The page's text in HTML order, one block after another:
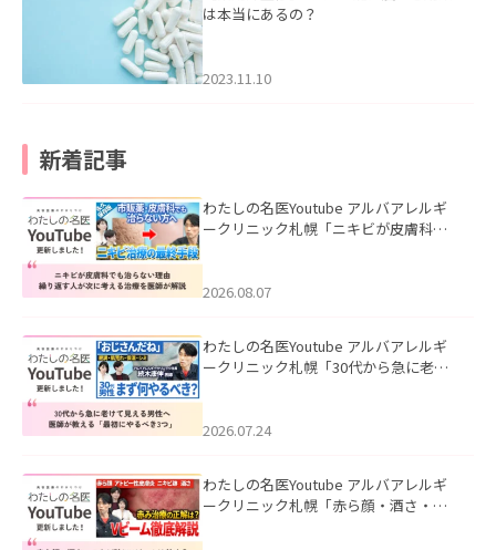
は本当にあるの？
2023.11.10
新着記事
わたしの名医Youtube アルバアレルギ
ークリニック札幌「ニキビが皮膚科で
ました。
2026.08.07
わたしの名医Youtube アルバアレルギ
ークリニック札幌「30代から急に老け
た。
2026.07.24
わたしの名医Youtube アルバアレルギ
ークリニック札幌「赤ら顔・酒さ・ニ